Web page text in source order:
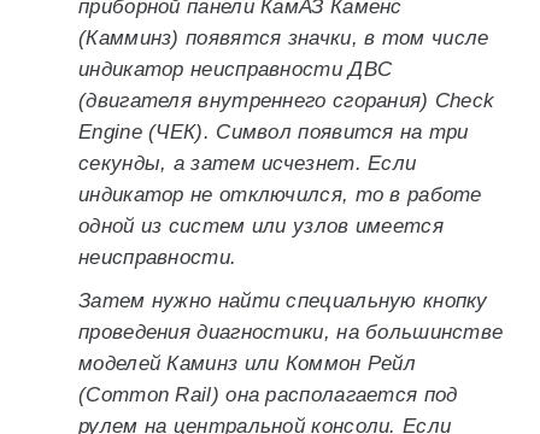
приборной панели КамАЗ Каменс
(Камминз) появятся значки, в том числе
индикатор неисправности ДВС
(двигателя внутреннего сгорания) Check
Engine (ЧЕК). Символ появится на три
секунды, а затем исчезнет. Если
индикатор не отключился, то в работе
одной из систем или узлов имеется
неисправности.
Затем нужно найти специальную кнопку
проведения диагностики, на большинстве
моделей Каминз или Коммон Рейл
(Common Rail) она располагается под
рулем на центральной консоли. Если